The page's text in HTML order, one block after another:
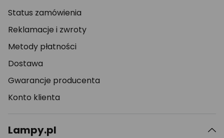
Status zamówienia
Reklamacje i zwroty
Metody płatności
Dostawa
Gwarancje producenta
Konto klienta
Lampy.pl